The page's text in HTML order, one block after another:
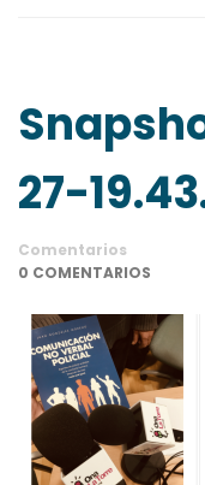
27-
Comentarios
0 COMENTARIOS